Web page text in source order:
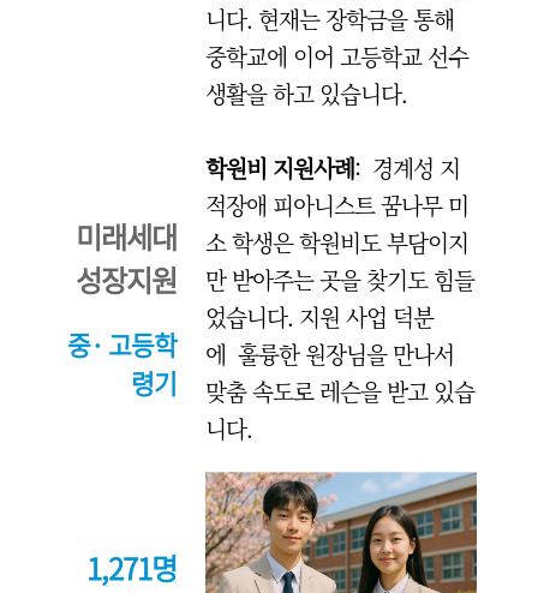
미래세대
성장지원
중· 고등학
령기
1,271명
니다. 현재는 장학금을 통해
중학교에 이어 고등학교 선수
생활을 하고 있습니다.
학원비 지원사례: 경계성 지
적장애 피아니스트 꿈나무 미
소 학생은 학원비도 부담이지
만 받아주는 곳을 찾기도 힘들
었습니다. 지원 사업 덕분
에 훌륭한 원장님을 만나서
맞춤 속도로 레슨을 받고 있습
니다.